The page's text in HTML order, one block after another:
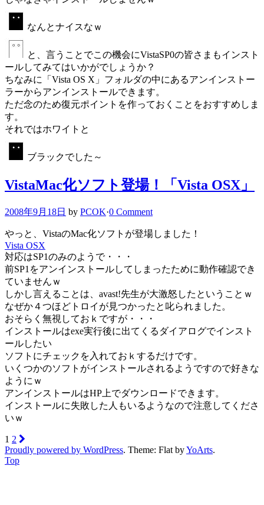
なんとナイスなｗ
と、言うことでこの機会にVistaSP0の皆さまもインスト
ールしてみてはいかがでしょうか？
ちなみに「Vista OS X」フォルダの中にあるアンインストー
ラーからアンインストールできます。
ただ念のため復元ポイントを作っておくことをおすすめしま
す。
それではホワイトと
ブラックでした～
VistaMac化ソフト登場！「Vista OSX」
2008年9月18日 by PCOK·0 Comment
やっと、VistaのMac化ソフトが登場しました！
Vista OSX
対応はSP1のみのようで・・・
前SP1をアンインストールしてしまったために動作確認でき
ていませんｗ
しかし言えることは、avast!先生が大激怒したということｗ
なぜか４つほどトロイが見つかったと叱られました。
おそらく無視しておｋですが・・・
インストールはexe実行後に出てくるダイアログでインスト
ールしたい
ソフトにチェックを入れておｋするだけです。
いくつかのソフトがインストールされるようですので好きな
ようにｗ
アンインストールはHP上でダウンロードできます。
インストールに失敗した人もいるようなので注意してくださ
いｗ
1 2
Proudly powered by WordPress. Theme: Flat byYoArts.
Top